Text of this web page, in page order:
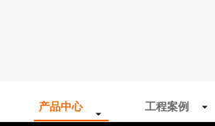
产品中心 工程案例